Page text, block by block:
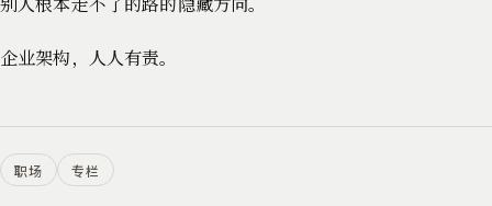
企业架构，人人有责。
职场 专栏